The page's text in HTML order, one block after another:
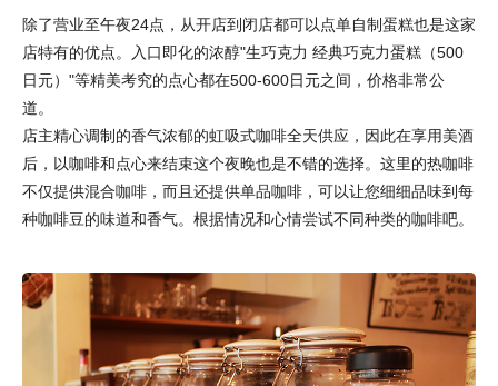
除了营业至午夜24点，从开店到闭店都可以点单自制蛋糕也是这家
店特有的优点。入口即化的浓醇"生巧克力 经典巧克力蛋糕（500
日元）"等精美考究的点心都在500-600日元之间，价格非常公
道。
店主精心调制的香气浓郁的虹吸式咖啡全天供应，因此在享用美酒
后，以咖啡和点心来结束这个夜晚也是不错的选择。这里的热咖啡
不仅提供混合咖啡，而且还提供单品咖啡，可以让您细细品味到每
种咖啡豆的味道和香气。根据情况和心情尝试不同种类的咖啡吧。